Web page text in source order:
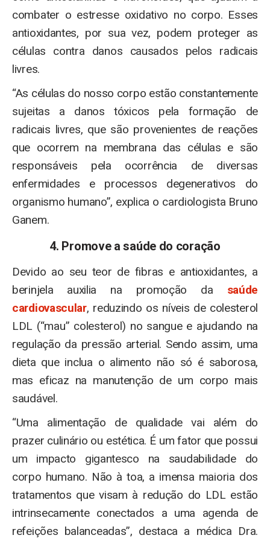
combater o estresse oxidativo no corpo. Esses
antioxidantes, por sua vez, podem proteger as
células contra danos causados pelos radicais
livres.
“As células do nosso corpo estão constantemente
sujeitas a danos tóxicos pela formação de
radicais livres, que são provenientes de reações
que ocorrem na membrana das células e são
responsáveis pela ocorrência de diversas
enfermidades e processos degenerativos do
organismo humano”, explica o cardiologista Bruno
Ganem.
4. Promove a saúde do coração
Devido ao seu teor de fibras e antioxidantes, a
berinjela auxilia na promoção da saúde
cardiovascular, reduzindo os níveis de colesterol
LDL (“mau” colesterol) no sangue e ajudando na
regulação da pressão arterial. Sendo assim, uma
dieta que inclua o alimento não só é saborosa,
mas eficaz na manutenção de um corpo mais
saudável.
“Uma alimentação de qualidade vai além do
prazer culinário ou estética. É um fator que possui
um impacto gigantesco na saudabilidade do
corpo humano. Não à toa, a imensa maioria dos
tratamentos que visam à redução do LDL estão
intrinsecamente conectados a uma agenda de
refeições balanceadas”, destaca a médica Dra.